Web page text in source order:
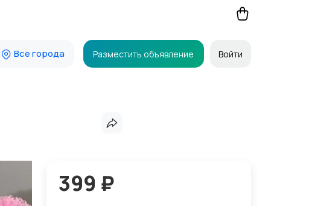
Все города Разместить объявление Войти
399 ₽